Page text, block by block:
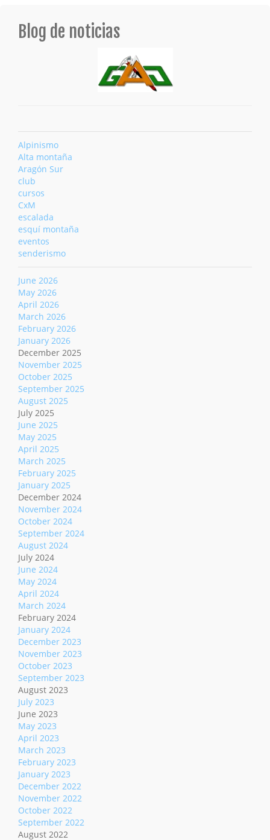
Blog de noticias
Alpinismo
Alta montaña
Aragón Sur
club
cursos
CxM
escalada
esquí montaña
eventos
senderismo
June 2026
May 2026
April 2026
March 2026
February 2026
January 2026
December 2025
November 2025
October 2025
September 2025
August 2025
July 2025
June 2025
May 2025
April 2025
March 2025
February 2025
January 2025
December 2024
November 2024
October 2024
September 2024
August 2024
July 2024
June 2024
May 2024
April 2024
March 2024
February 2024
January 2024
December 2023
November 2023
October 2023
September 2023
August 2023
July 2023
June 2023
May 2023
April 2023
March 2023
February 2023
January 2023
December 2022
November 2022
October 2022
September 2022
August 2022